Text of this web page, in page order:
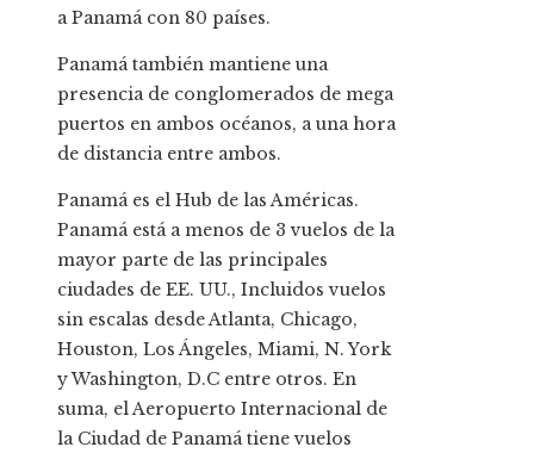
a Panamá con 80 países.
Panamá también mantiene una
presencia de conglomerados de mega
puertos en ambos océanos, a una hora
de distancia entre ambos.
Panamá es el Hub de las Américas.
Panamá está a menos de 3 vuelos de la
mayor parte de las principales
ciudades de EE. UU., Incluidos vuelos
sin escalas desde Atlanta, Chicago,
Houston, Los Ángeles, Miami, N. York
y Washington, D.C entre otros. En
suma, el Aeropuerto Internacional de
la Ciudad de Panamá tiene vuelos